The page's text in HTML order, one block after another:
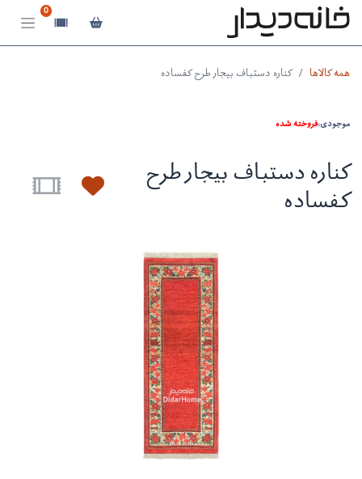
0
همه کالاها کناره دستباف بیجار طرح کفساده
موجودی:فروخته شده
کناره دستباف بیجار طرح
کفساده